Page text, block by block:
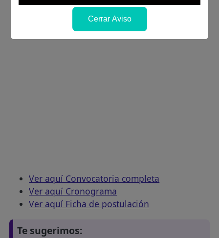
Ver aquí Convocatoria completa
Ver aquí Cronograma
Ver aquí Ficha de postulación
Te sugerimos:
Cerrar Aviso